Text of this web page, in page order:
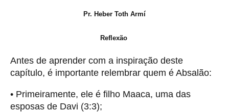
Pr. Heber Toth Armí
Reflexão
Antes de aprender com a inspiração deste
capítulo, é importante relembrar quem é Absalão:
• Primeiramente, ele é filho Maaca, uma das
esposas de Davi (3:3);